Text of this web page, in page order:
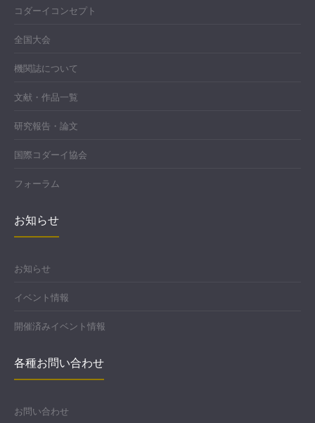
コダーイコンセプト
全国大会
機関誌について
文献・作品一覧
研究報告・論文
国際コダーイ協会
フォーラム
お知らせ
お知らせ
イベント情報
開催済みイベント情報
各種お問い合わせ
お問い合わせ